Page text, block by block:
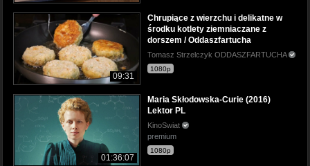
09:31
Chrupiące z wierzchu i delikatne w
środku kotlety ziemniaczane z
dorszem / Oddaszfartucha
Tomasz Strzelczyk ODDASZFARTUCHA
1080p
01:36:07
Maria Skłodowska-Curie (2016)
Lektor PL
KinoSwiat
premium
1080p